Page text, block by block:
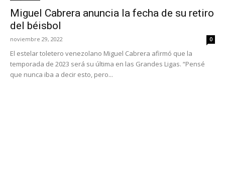
Miguel Cabrera anuncia la fecha de su retiro
del béisbol
noviembre 29, 2022 0
El estelar toletero venezolano Miguel Cabrera afirmó que la
temporada de 2023 será su última en las Grandes Ligas. “Pensé
que nunca iba a decir esto, pero...